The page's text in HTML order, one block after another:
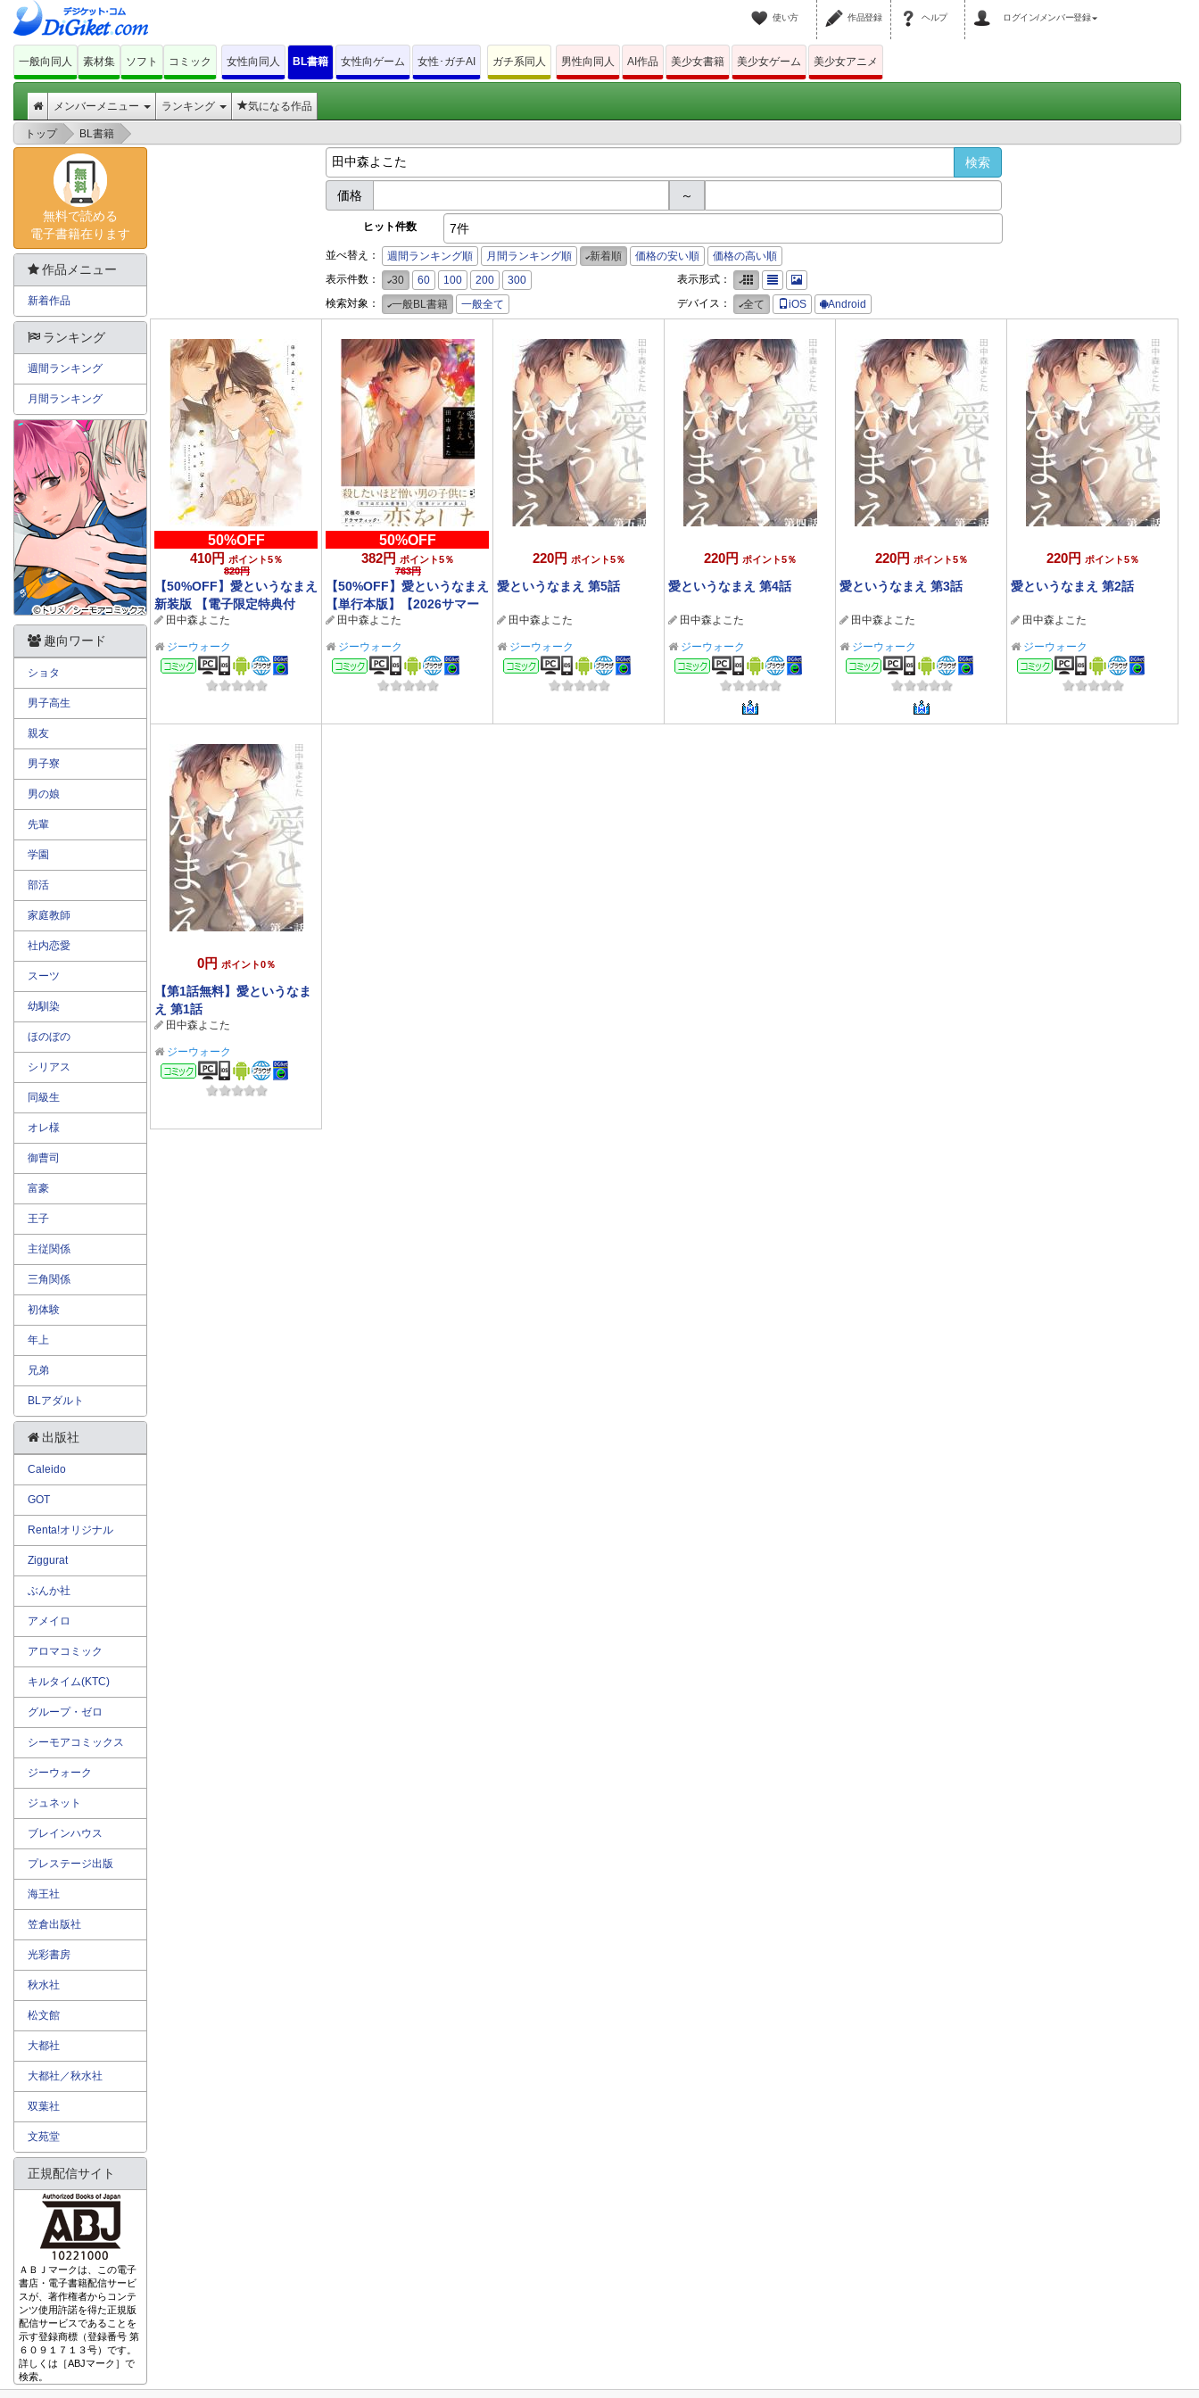
使い方 作品登録 ヘルプ ログイン/メンバー登録
一般向同人 素材集 ソフト コミック 女性向同人 BL書籍 女性向ゲーム 女性･ガチAI ガチ系同人 男性向同人 AI作品 美少女書籍 美少女ゲーム 美少女アニメ
メンバーメニュー ランキング 気になる作品
トップ > BL書籍 >
価格 ～
ヒット件数 7件
並べ替え： 週間ランキング順 月間ランキング順 新着順 価格の安い順
価格の高い順
表示件数：
30 60 100 200 300
表示形式：
検索対象：
一般BL書籍 一般全て デバイス： 全て iOS Android
50%OFF
410円 ポイント5％
820円
【50%OFF】愛というなまえ
新装版 【電子限定特典付
き】 【2026サマーCP 8/31
まで】
田中森よこた
ジーウォーク
コミック
50%OFF
382円 ポイント5％
763円
【50%OFF】愛というなまえ
【単行本版】【2026サマー
CP 8/31まで】
田中森よこた
ジーウォーク
コミック
220円 ポイント5％
愛というなまえ 第5話
田中森よこた
ジーウォーク
コミック
220円 ポイント5％
愛というなまえ 第4話
田中森よこた
ジーウォーク
コミック
220円 ポイント5％
愛というなまえ 第3話
田中森よこた
ジーウォーク
コミック
220円 ポイント5％
愛というなまえ 第2話
田中森よこた
ジーウォーク
コミック
0円 ポイント0％
【第1話無料】愛というなま
え 第1話
田中森よこた
ジーウォーク
コミック
無料で読める
電子書籍在ります
作品メニュー
新着作品
ランキング
週間ランキング
月間ランキング
趣向ワード
ショタ
男子高生
親友
男子寮
男の娘
先輩
学園
部活
家庭教師
社内恋愛
スーツ
幼馴染
ほのぼの
シリアス
同級生
オレ様
御曹司
富豪
王子
主従関係
三角関係
初体験
年上
兄弟
BLアダルト
出版社
Caleido
GOT
Renta!オリジナル
Ziggurat
ぶんか社
アメイロ
アロマコミック
キルタイム(KTC)
グループ・ゼロ
シーモアコミックス
ジーウォーク
ジュネット
ブレインハウス
プレステージ出版
海王社
笠倉出版社
光彩書房
秋水社
松文館
大都社
大都社／秋水社
双葉社
文苑堂
正規配信サイト
ＡＢＪマークは、この電子
書店・電子書籍配信サービ
スが、著作権者からコンテ
ンツ使用許諾を得た正規版
配信サービスであることを
示す登録商標（登録番号 第
６０９１７１３号）です。
詳しくは［ABJマーク］で
検索。